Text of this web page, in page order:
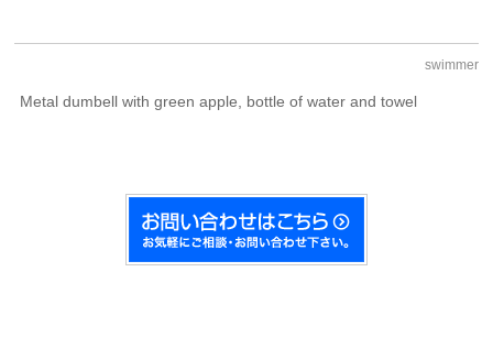
swimmer
Metal dumbell with green apple, bottle of water and towel